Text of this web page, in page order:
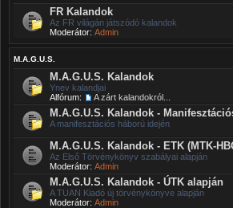
FR Kalandok
Az FR világán játszódó kalandok
Moderátor: Admin
M.A.G.U.S.
M.A.G.U.S. Kalandok
Ynev kalandjai
Alfórum:
A zárt kalandokról...
M.A.G.U.S. Kalandok -
A manifesztációs háború idején
M.A.G.U.S. Kalandok - ETK (MTK-
Az Első Törvénykönyv szabályai alapján
Moderátor: Admin
M.A.G.U.S. Kalandok - ÚTK alapján
A TUAN Kiadó új törvénykönyve alapján
Moderátor: Admin